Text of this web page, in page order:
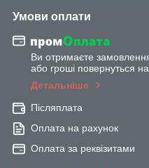
Умови оплати
Ви отримаєте
або гроші повернуться
Детальніше
Післяплата
Оплата на рахунок
Оплата за реквізитами